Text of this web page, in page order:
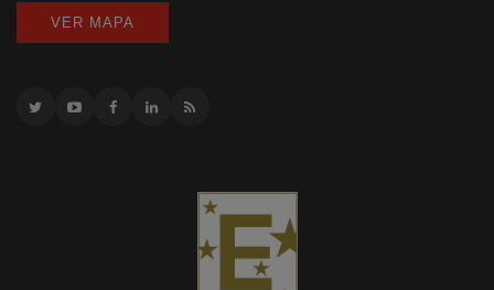
VER MAPA